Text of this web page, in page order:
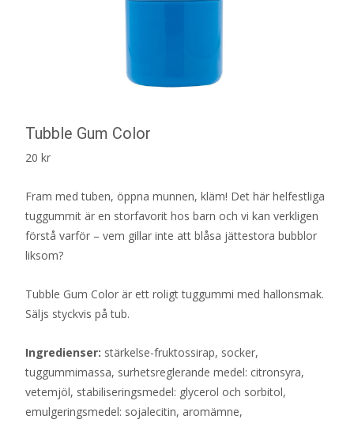
Tubble Gum Color
20 kr
Fram med tuben, öppna munnen, kläm! Det här helfestliga
tuggummit är en storfavorit hos barn och vi kan verkligen
förstå varför – vem gillar inte att blåsa jättestora bubblor
liksom?
Tubble Gum Color är ett roligt tuggummi med hallonsmak.
Säljs styckvis på tub.
Ingredienser: stärkelse-fruktossirap, socker,
tuggummimassa, surhetsreglerande medel: citronsyra,
vetemjöl, stabiliseringsmedel: glycerol och sorbitol,
emulgeringsmedel: sojalecitin, aromämne,